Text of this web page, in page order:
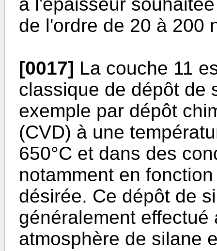
de l'ordre de 20 à 200
[0017] La couche 11
classique de dépôt de
exemple par dépôt
(CVD) à une
650°C et dans des
notamment en
désirée. Ce dépôt de
généralement
atmosphère de silane